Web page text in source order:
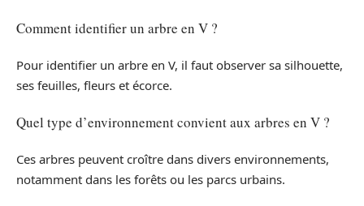
Comment identifier un arbre en V ?
Pour identifier un arbre en V, il faut observer sa silhouette,
ses feuilles, fleurs et écorce.
Quel type d’environnement convient aux arbres en V ?
Ces arbres peuvent croître dans divers environnements,
notamment dans les forêts ou les parcs urbains.